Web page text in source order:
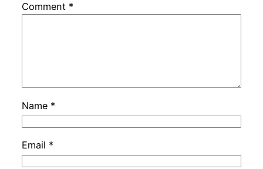
Comment *
Name *
Email *